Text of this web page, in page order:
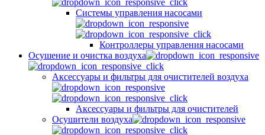
Системы управления насосами
Контроллеры управления насосами
Осушение и очистка воздуха
Аксессуары и фильтры для очистителей воздуха
Аксессуары и фильтры для очистителей
Осушители воздуха